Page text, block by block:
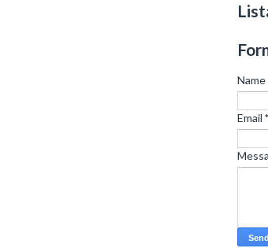
Name
Email *